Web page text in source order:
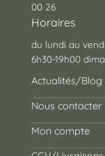
00 26
Horaires
du lundi au
6h30-19h00
Actualités/Blog
Nous contacter
Mon compte